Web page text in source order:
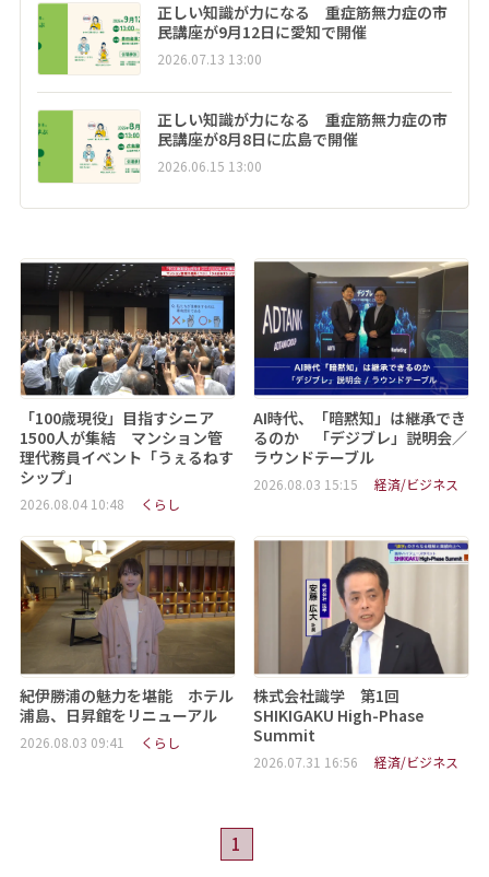
正しい知識が力になる 重症筋無力症の市
民講座が9月12日に愛知で開催
2026.07.13 13:00
正しい知識が力になる 重症筋無力症の市
民講座が8月8日に広島で開催
2026.06.15 13:00
「100歳現役」目指すシニア
1500人が集結 マンション管
理代務員イベント「うぇるねす
シップ」
2026.08.04 10:48 くらし
AI時代、「暗黙知」は継承でき
るのか 「デジブレ」説明会／
ラウンドテーブル
2026.08.03 15:15 経済/ビジネス
紀伊勝浦の魅力を堪能 ホテル
浦島、日昇館をリニューアル
2026.08.03 09:41 くらし
株式会社識学 第1回
SHIKIGAKU High-Phase
Summit
2026.07.31 16:56 経済/ビジネス
1